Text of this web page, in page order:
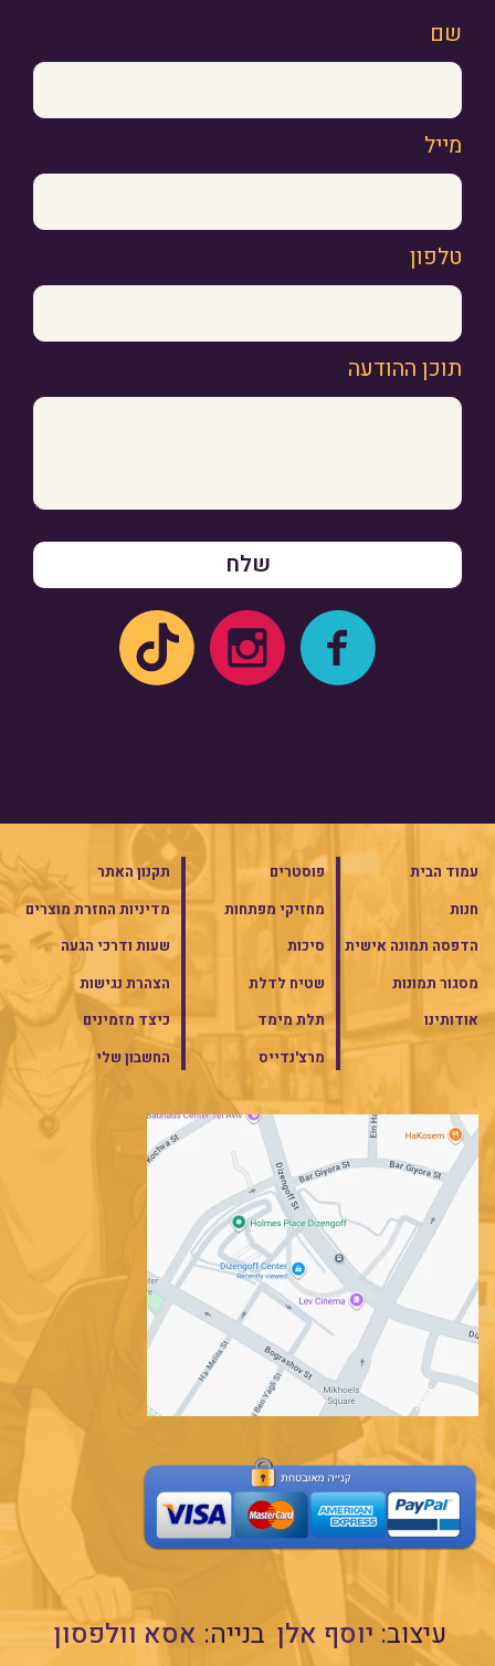
שם
מייל
טלפון
תוכן ההודעה
עמוד הבית
חנות
הדפסה תמונה אישית
מסגור תמונות
אודותינו
פוסטרים
מחזיקי מפתחות
סיכות
שטיח לדלת
תלת מימד
מרצ'נדייס
תקנון האתר
מדיניות החזרת מוצרים
שעות ודרכי הגעה
הצהרת נגישות
כיצד מזמינים
החשבון שלי
עיצוב:יוסף אלן בנייה: אסא וולפסון